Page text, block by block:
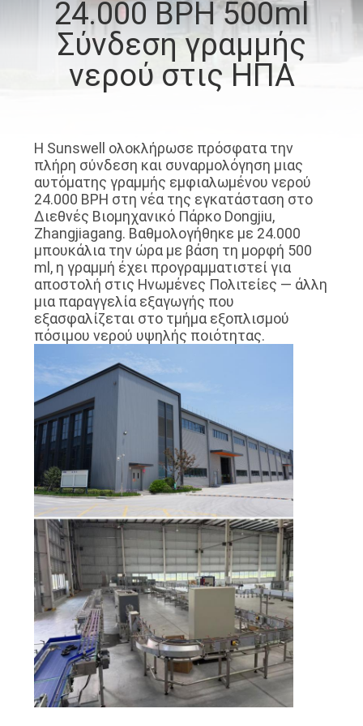
ΠΟΙΟΤΙΚΌΣ
ΈΛΕΓΧΟΣ
ΕΛΆΤΕ
ΕΠΑΦΉ
ΕΙΔΉΣΕΙΣ
ΖΗΤΉΣΤΕ
ΑΠΌΣΠΑΣΜΑ
SITEMAP
PRIVACY
POLICY
24.000 BPH 500ml
Σύνδεση γραμμής
νερού στις ΗΠΑ
Η Sunswell ολοκλήρωσε πρόσφατα την
πλήρη σύνδεση και συναρμολόγηση μιας
αυτόματης γραμμής εμφιαλωμένου νερού
24.000 BPH στη νέα της εγκατάσταση στο
Διεθνές Βιομηχανικό Πάρκο Dongjiu,
Zhangjiagang. Βαθμολογήθηκε με 24.000
μπουκάλια την ώρα με βάση τη μορφή 500
ml, η γραμμή έχει προγραμματιστεί για
αποστολή στις Ηνωμένες Πολιτείες — άλλη
μια παραγγελία εξαγωγής που
εξασφαλίζεται στο τμήμα εξοπλισμού
πόσιμου νερού υψηλής ποιότητας.